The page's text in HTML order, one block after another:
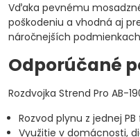
Vďaka pevnému
poškodeniu a vhodná aj
náročnejších
Odporúčané
Rozdvojka Strend Pro AB-
Rozvod plynu z jednej
Využitie v domácnosti,